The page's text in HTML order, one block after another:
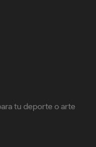
tu deporte o arte